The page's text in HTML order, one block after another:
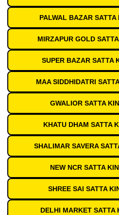
PALWAL BAZAR
MIRZAPUR GOLD
SUPER BAZAR SATTA
MAA SIDDHIDATRI
GWALIOR SATTA
KHATU DHAM SATTA
SHALIMAR SAVERA
NEW NCR SATTA
SHREE SAI SATTA
DELHI MARKET SATTA